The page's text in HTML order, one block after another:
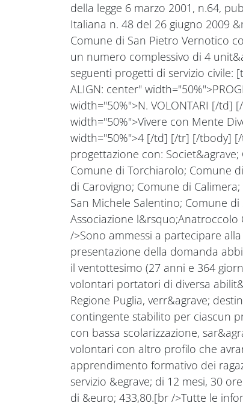
della legge 6 marzo 2001, n.64,
Italiana n. 48 del 26 giugno 2009
Comune di San Pietro Vernotico
un numero complessivo di 4
seguenti progetti di servizio civile:
ALIGN: center"
width="50%">N. VOLONTARI [/td]
width="50%">Vivere con Mente
width="50%">4 [/td] [/tr] [/tbody]
progettazione con:
Comune di Torchiarolo; Comune
di Carovigno; Comune di
San Michele Salentino; Comune
Associazione
/>Sono ammessi a partecipare
presentazione della domanda
il ventottesimo (27 anni e 364
volontari portatori di diversa
Regione Puglia, verr&agrave;
contingente stabilito per ciascun
con bassa scolarizzazione,
volontari con altro profilo che
apprendimento formativo dei
servizio &egrave; di 12 mesi, 30
di &euro; 433,80.[br />Tutte le